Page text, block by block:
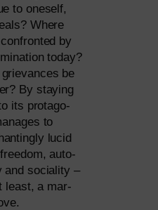
to ones­elf,
Where
by
today?
be
By stay­ing
its prot­ago­
to
lucid
auto­
and socia­li­ty –
least, a mar­